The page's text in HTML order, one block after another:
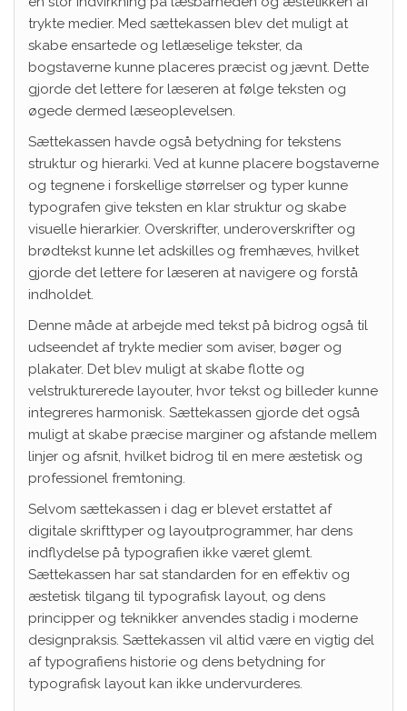
trykte medier. Med sættekassen blev det muligt at
skabe ensartede og letlæselige tekster, da
bogstaverne kunne placeres præcist og jævnt. Dette
gjorde det lettere for læseren at følge teksten og
øgede dermed læseoplevelsen.
Sættekassen havde også betydning for tekstens
struktur og hierarki. Ved at kunne placere bogstaverne
og tegnene i forskellige størrelser og typer kunne
typografen give teksten en klar struktur og skabe
visuelle hierarkier. Overskrifter, underoverskrifter og
brødtekst kunne let adskilles og fremhæves, hvilket
gjorde det lettere for læseren at navigere og forstå
indholdet.
Denne måde at arbejde med tekst på bidrog også til
udseendet af trykte medier som aviser, bøger og
plakater. Det blev muligt at skabe flotte og
velstrukturerede layouter, hvor tekst og billeder kunne
integreres harmonisk. Sættekassen gjorde det også
muligt at skabe præcise marginer og afstande mellem
linjer og afsnit, hvilket bidrog til en mere æstetisk og
professionel fremtoning.
Selvom sættekassen i dag er blevet erstattet af
digitale skrifttyper og layoutprogrammer, har dens
indflydelse på typografien ikke været glemt.
Sættekassen har sat standarden for en effektiv og
æstetisk tilgang til typografisk layout, og dens
principper og teknikker anvendes stadig i moderne
designpraksis. Sættekassen vil altid være en vigtig del
af typografiens historie og dens betydning for
typografisk layout kan ikke undervurderes.